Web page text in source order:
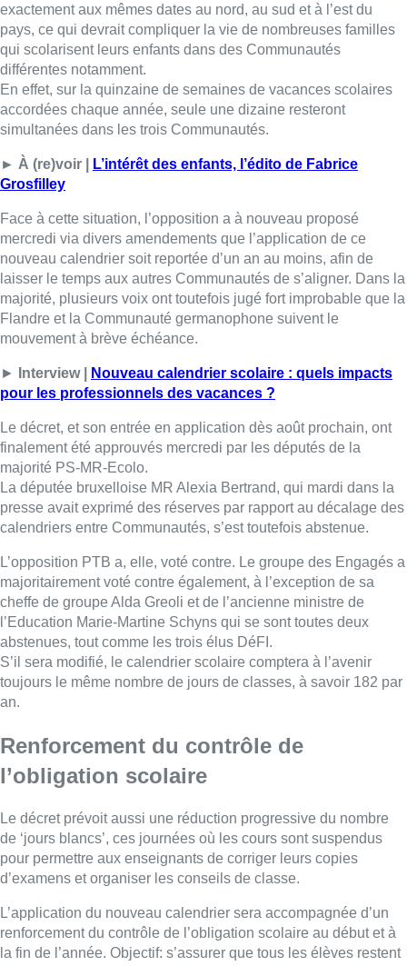
exactement aux mêmes dates au nord, au sud et à l’est du
pays, ce qui devrait compliquer la vie de nombreuses familles
qui scolarisent leurs enfants dans des Communautés
différentes notamment.
En effet, sur la quinzaine de semaines de vacances scolaires
accordées chaque année, seule une dizaine resteront
simultanées dans les trois Communautés.
► À (re)voir |
L’intérêt des enfants, l’édito de Fabrice
Grosfilley
Face à cette situation, l’opposition a à nouveau proposé
mercredi via divers amendements que l’application de ce
nouveau calendrier soit reportée d’un an au moins, afin de
laisser le temps aux autres Communautés de s’aligner. Dans la
majorité, plusieurs voix ont toutefois jugé fort improbable que la
Flandre et la Communauté germanophone suivent le
mouvement à brève échéance.
► Interview |
Nouveau calendrier scolaire : quels impacts
pour les professionnels des vacances ?
Le décret, et son entrée en application dès août prochain, ont
finalement été approuvés mercredi par les députés de la
majorité PS-MR-Ecolo.
La députée bruxelloise MR Alexia Bertrand, qui mardi dans la
presse avait exprimé des réserves par rapport au décalage des
calendriers entre Communautés, s’est toutefois abstenue.
L’opposition PTB a, elle, voté contre. Le groupe des Engagés a
majoritairement voté contre également, à l’exception de sa
cheffe de groupe Alda Greoli et de l’ancienne ministre de
l’Education Marie-Martine Schyns qui se sont toutes deux
abstenues, tout comme les trois élus DéFI.
S’il sera modifié, le calendrier scolaire comptera à l’avenir
toujours le même nombre de jours de classes, à savoir 182 par
an.
Renforcement du contrôle de
l’obligation scolaire
Le décret prévoit aussi une réduction progressive du nombre
de ‘jours blancs’, ces journées où les cours sont suspendus
pour permettre aux enseignants de corriger leurs copies
d’examens et organiser les conseils de classe.
L’application du nouveau calendrier sera accompagnée d’un
renforcement du contrôle de l’obligation scolaire au début et à
la fin de l’année. Objectif: s’assurer que tous les élèves restent